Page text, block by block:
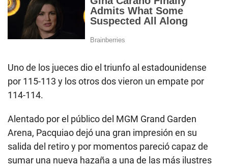
Uno de los jueces dio el triunfo al estadounidense
por 115-113 y los otros dos vieron un empate por
114-114.
Alentado por el público del MGM Grand Garden
Arena, Pacquiao dejó una gran impresión en su
salida del retiro y por momentos pareció capaz de
sumar una nueva hazaña a una de las más ilustres